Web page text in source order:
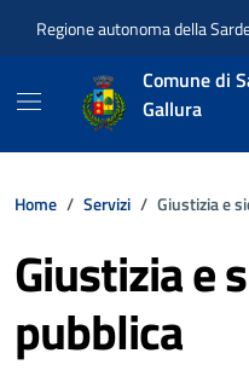
Regione autonoma della
Comune di
Gallura
Home Servizi Giustizia e
Giustizia e
pubblica